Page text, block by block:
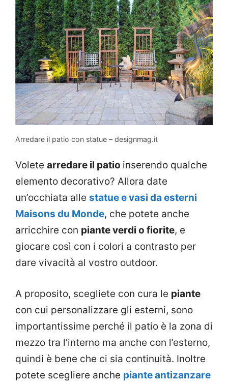
Arredare il patio con statue – designmag.it
Volete arredare il patio inserendo qualche
elemento decorativo? Allora date
un’occhiata alle statue e vasi da esterni
Maisons du Monde, che potete anche
arricchire con piante verdi o fiorite, e
giocare così con i colori a contrasto per
dare vivacità al vostro outdoor.
A proposito, scegliete con cura le piante
con cui personalizzare gli esterni, sono
importantissime perché il patio è la zona di
mezzo tra l’interno ma anche con l’esterno,
quindi è bene che ci sia continuità. Inoltre
potete scegliere anche piante antizanzare